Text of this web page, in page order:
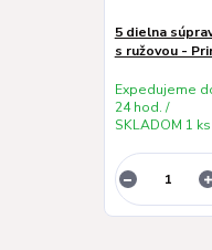
5 dielna
s ružovou -
Expedujeme
24 hod. /
SKLADOM 1 ks